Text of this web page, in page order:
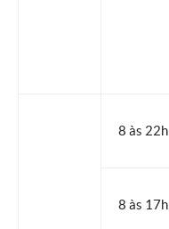
8 às 22h
8 às 17h